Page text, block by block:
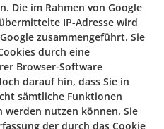
Die im Rahmen von Google
IP-Adresse wird
zusammengeführt. Sie
durch eine
Browser-Software
darauf hin, dass Sie in
sämtliche Funktionen
werden nutzen können. Sie
der durch das Cookie